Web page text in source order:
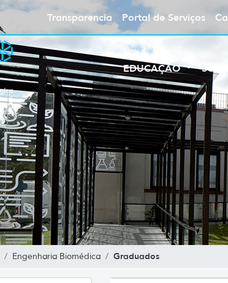
Transparencia Portal de Serviços
EDUCAÇÃO
Engenharia Biomédica Graduados